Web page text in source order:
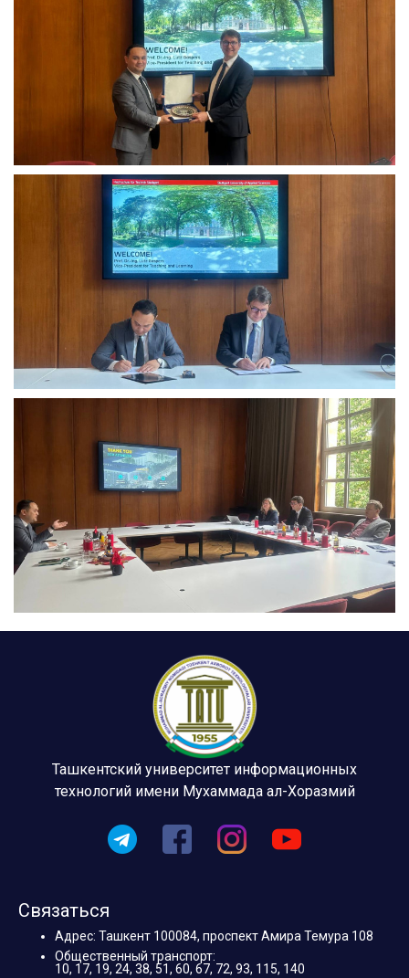
Ташкентский университет информационных
технологий имени Мухаммада ал-Хоразмий
Связаться
Адрес: Ташкент 100084, проспект Амира Темура 108
Общественный транспорт:
10, 17, 19, 24, 38, 51, 60, 67, 72, 93, 115, 140